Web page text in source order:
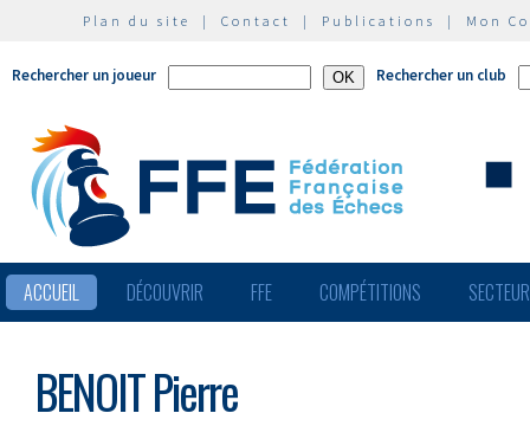
Plan du site | Contact | Publications | Mon
Rechercher un joueur Rechercher un club
ACCUEIL DÉCOUVRIR FFE COMPÉTITIONS
BENOIT Pierre